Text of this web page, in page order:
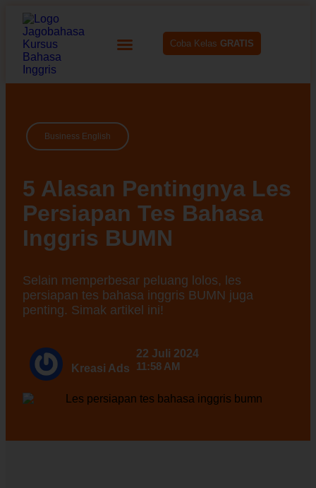
Coba Kelas GRATIS
Business English
5 Alasan Pentingnya Les
Persiapan Tes Bahasa
Inggris BUMN
Selain memperbesar peluang lolos, les
persiapan tes bahasa inggris BUMN juga
penting. Simak artikel ini!
Kreasi Ads
22 Juli 2024
11:58 AM